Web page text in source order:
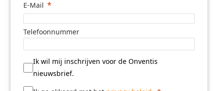
E-Mail
Telefoonnummer
Ik wil mij inschrijven voor de Onventis
nieuwsbrief.